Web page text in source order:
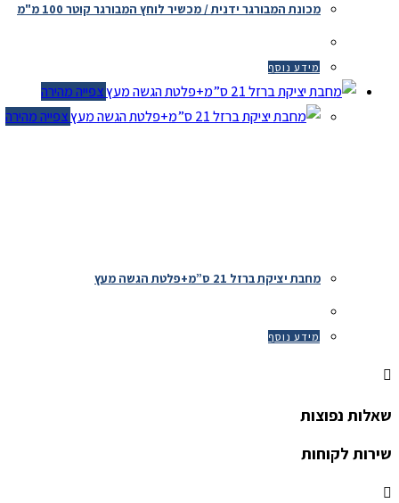
מכונת המבורגר ידנית / מכשיר לוחץ המבורגר קוטר 100 מ"מ
מידע נוסף
צפייה מהירה
צפייה מהירה
מחבת יציקת ברזל 21 ס”מ+פלטת הגשה מעץ
מידע נוסף
שאלות נפוצות
שירות לקוחות